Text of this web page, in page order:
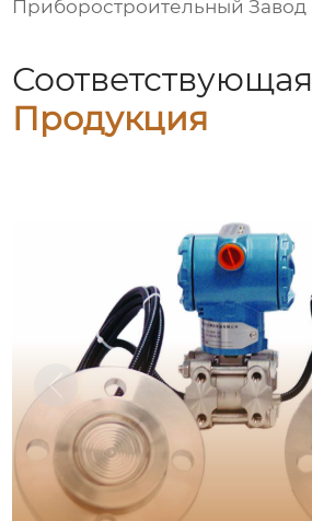
Приборостроительный Завод
Соответствующая
Продукция